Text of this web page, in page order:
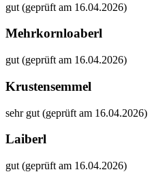
gut (geprüft am 16.04.2026)
Mehrkornloaberl
gut (geprüft am 16.04.2026)
Krustensemmel
sehr gut (geprüft am 16.04.2026)
Laiberl
gut (geprüft am 16.04.2026)